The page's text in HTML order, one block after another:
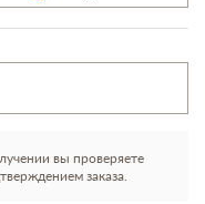
вы проверяете
заказа.